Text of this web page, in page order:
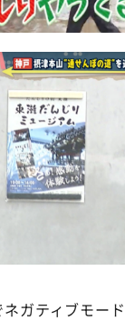
ガティブモード